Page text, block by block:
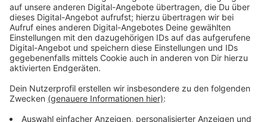
dauern gut eineinhalb Jahre.
Anzeige